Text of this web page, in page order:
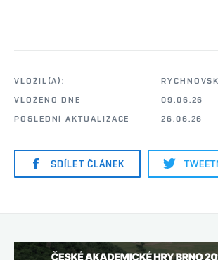
VLOŽIL(A):
VLOŽENO DNE
09.06.26
POSLEDNÍ AKTUALIZACE
26.06.26
SDÍLET ČLÁNEK